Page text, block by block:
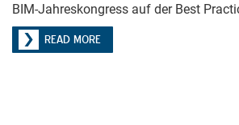
BIM-Jahreskongress auf der Best
READ MORE